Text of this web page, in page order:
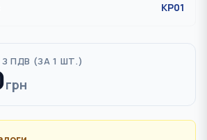
KP01
З ПДВ (ЗА 1 ШТ.)
грн